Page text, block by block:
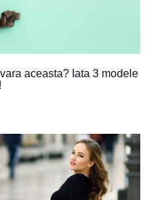
aceasta? Iata 3 modele